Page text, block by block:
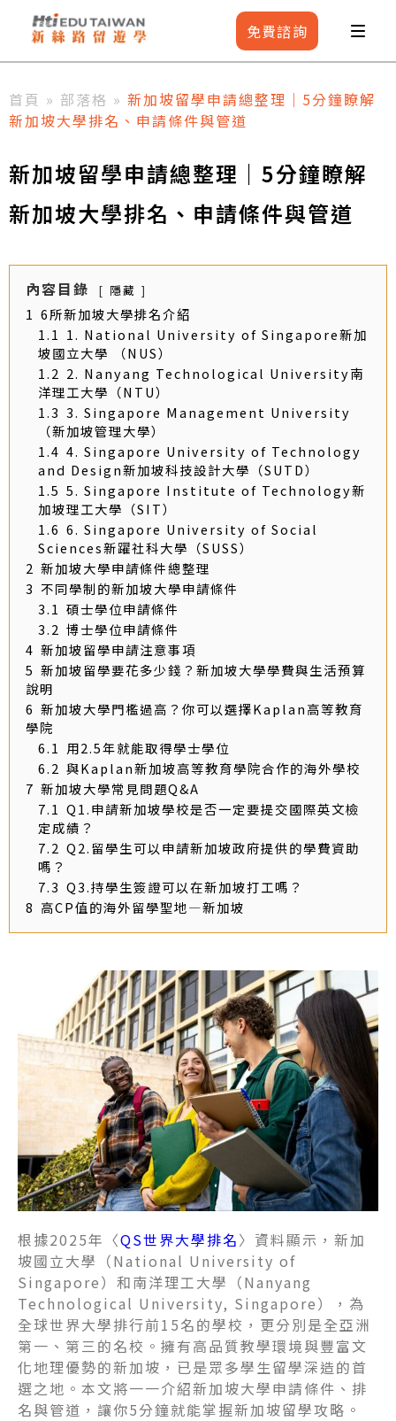
免費諮詢
首頁 » 部落格 » 新‌加‌坡‌留‌學‌申‌請‌總‌整‌理‌｜‌5‌分‌鐘‌瞭‌解‌
新‌加‌坡‌大‌學‌排‌名‌、申‌請‌條‌件與‌管‌道
新‌加‌坡‌留‌學‌申‌請‌總‌整‌理‌｜‌5‌分‌鐘‌瞭‌解‌
新‌加‌坡‌大‌學‌排‌名‌、申‌請‌條‌件與‌管‌道
內容目錄 隱藏
1 6所新加坡大學排名介紹
1.1 1. National University of Singapore新加
坡國立大學 （NUS）
1.2 2. Nanyang Technological University南
洋理工大學（NTU）
1.3 3. Singapore Management University
（新加坡管理大學）
1.4 4. Singapore University of Technology
and Design新加坡科技設計大學（SUTD）
1.5 5. Singapore Institute of Technology新
加坡理工大學（SIT）
1.6 6. Singapore University of Social
Sciences新躍社科大學（SUSS）
2 新加坡大學申請條件總整理
3 不同學制的新加坡大學申請條件
3.1 碩士學位申請條件
3.2 博士學位申請條件
4 新加坡留學申請注意事項
5 新加坡留學要花多少錢？新加坡大學學費與生活預算
說明
6 新加坡大學門檻過高？你可以選擇Kaplan高等教育
學院
6.1 用2.5年就能取得學士學位
6.2 與Kaplan新加坡高等教育學院合作的海外學校
7 新加坡大學常見問題Q&A
7.1 Q1.申請新加坡學校是否一定要提交國際英文檢
定成績？
7.2 Q2.留學生可以申請新加坡政府提供的學費資助
嗎？
7.3 Q3.持學生簽證可以在新加坡打工嗎？
8 高CP值的海外留學聖地—新加坡
根據2025年〈QS世界大學排名〉資料顯示，新加
坡國立大學（National University of
Singapore）和南洋理工大學（Nanyang
Technological University, Singapore），為
全球世界大學排行前15名的學校，更分別是全亞洲
第一、第三的名校。擁有高品質教學環境與豐富文
化地理優勢的新加坡，已是眾多學生留學深造的首
選之地。本文將一一介紹新加坡大學申請條件、排
名與管道，讓你5分鐘就能掌握新加坡留學攻略。